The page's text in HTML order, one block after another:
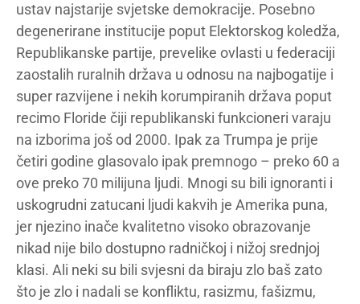
ustav najstarije svjetske demokracije. Posebno
degenerirane institucije poput Elektorskog koledža,
Republikanske partije, prevelike ovlasti u federaciji
zaostalih ruralnih država u odnosu na najbogatije i
super razvijene i nekih korumpiranih država poput
recimo Floride čiji republikanski funkcioneri varaju
na izborima još od 2000. Ipak za Trumpa je prije
četiri godine glasovalo ipak premnogo – preko 60 a
ove preko 70 milijuna ljudi. Mnogi su bili ignoranti i
uskogrudni zatucani ljudi kakvih je Amerika puna,
jer njezino inače kvalitetno visoko obrazovanje
nikad nije bilo dostupno radničkoj i nižoj srednjoj
klasi. Ali neki su bili svjesni da biraju zlo baš zato
što je zlo i nadali se konfliktu, rasizmu, fašizmu,